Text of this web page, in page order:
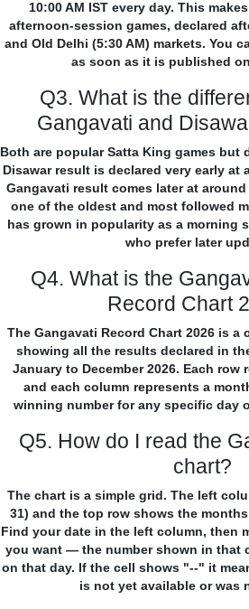
10:00 AM IST every day. This
afternoon-session games, declared
and Old Delhi (5:30 AM) markets. You
as soon as it is published
Q3. What is the
Gangavati and
Both are popular Satta King games but
Disawar result is declared very early at
Gangavati result comes later at around
one of the oldest and most followed
has grown in popularity as a morning
who prefer later
Q4. What is the
Record Chart
The Gangavati Record Chart 2026 is a
showing all the results declared in
January to December 2026. Each row
and each column represents a
winning number for any specific day
Q5. How do I read the
chart?
The chart is a simple grid. The left
31) and the top row shows the
Find your date in the left column, then
you want — the number shown in that
on that day. If the cell shows "--" it
is not yet available or was